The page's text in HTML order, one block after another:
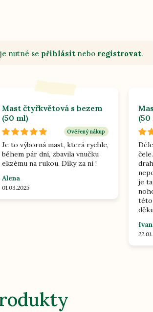
nutné se přihlásit nebo registrovat.
Mast čtyřkvětová s bezem
(50 ml)
Ověřený nákup
Je to výborná mast, která rychle,
během pár dní, zbavila vnučku
ekzému na rukou. Díky za ni !
Alena
01.03.2025
(50
je
této